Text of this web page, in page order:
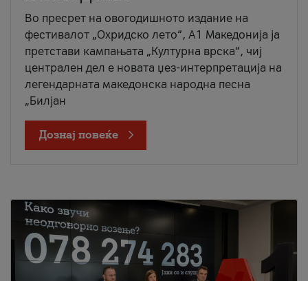
Во пресрет на овогодишното издание на
фестивалот „Охридско лето“, А1 Македонија ја
претстави кампањата „Културна врска“, чиј
централен дел е новата џез-интерпретација на
легендарната македонска народна песна
„Билјан
Дознај повеќе